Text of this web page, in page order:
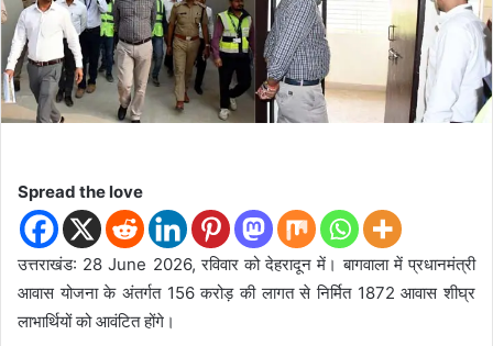
n
e
m
a
i
Spread the love
उत्तराखंड: 28 June 2026, रविवार को देहरादून में। बागवाला में प्रधानमंत्री
आवास योजना के अंतर्गत 156 करोड़ की लागत से निर्मित 1872 आवास शीघ्र
लाभार्थियों को आवंटित होंगे।